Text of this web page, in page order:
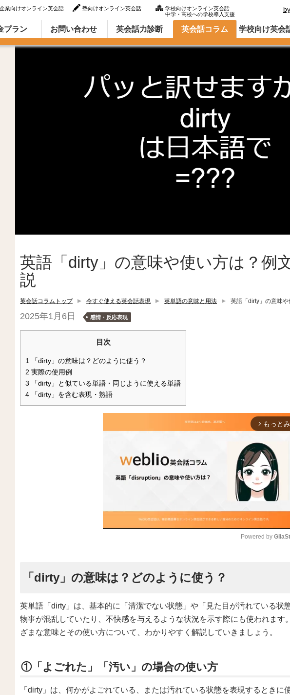
企業向けオンライン英会話 塾向けオンライン英会話
学校向けオンライン英会話
中学・高校への学校導入支援
（英語での言い方・英語表現）
プラン お問い合わせ 英会話力診断 英会話コラム 学校向け英会
英語「dirty」の意味や使い方は？例
説
英会話コラムトップ 今すぐ使える英会話表現 英単語の意味と用法 英語「dirty」の意味
2025年1月6日 感情・反応表現
目次
1 「dirty」の意味は？どのように使う？
2 実際の使用例
3 「dirty」と似ている単語・同じように使える単語
4 「dirty」を含む表現・熟語
arrow_forward_ios もっと
e
Powered by
「dirty」の意味は？どのように使う？
英単語「dirty」は、基本的に「清潔でない状態」や「見た目が汚れている状
物事が混乱していたり、不快感を与えるような状況を示す際にも使われます
ざまな意味とその使い方について、わかりやすく解説していきましょう。
①「よごれた」「汚い」の場合の使い方
「dirty」は、何かがよごれている、または汚れている状態を表現するときに